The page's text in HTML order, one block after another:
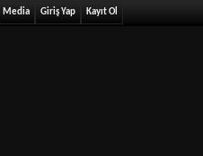
Media Giriş Yap Kayıt Ol